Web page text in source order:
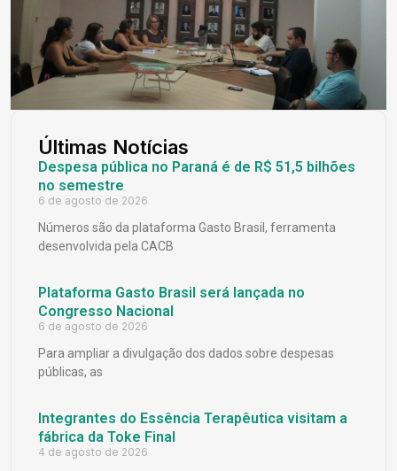
Últimas Notícias
Despesa pública no Paraná é de R$ 51,5 bilhões
no semestre
6 de agosto de 2026
Números são da plataforma Gasto Brasil, ferramenta
desenvolvida pela CACB
Plataforma Gasto Brasil será lançada no
Congresso Nacional
6 de agosto de 2026
Para ampliar a divulgação dos dados sobre despesas
públicas, as
Integrantes do Essência Terapêutica visitam a
fábrica da Toke Final
4 de agosto de 2026